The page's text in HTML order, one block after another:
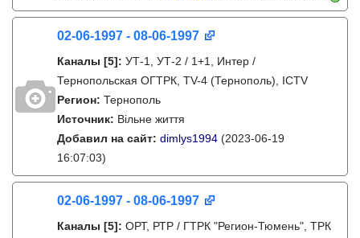
02-06-1997 - 08-06-1997
Каналы [5]: УТ-1, УТ-2 / 1+1, Интер /
Тернопольская ОГТРК, TV-4 (Тернополь), ICTV
Регион: Тернополь
Источник: Вільне життя
Добавил на сайт: dimlys1994 (2023-06-19
16:07:03)
02-06-1997 - 08-06-1997
Каналы [5]: ОРТ, РТР / ГТРК "Регион-Тюмень", ТРК